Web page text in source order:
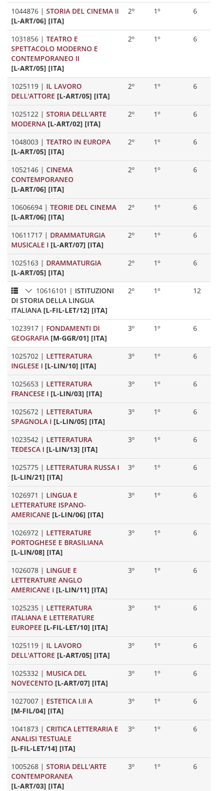
1044876 | STORIA DEL CINEMA II
[L-ART/06] [ITA]
2º 1º 6
1031856 | TEATRO E
SPETTACOLO MODERNO E
CONTEMPORANEO II
[L-ART/05] [ITA]
2º 1º 6
1025119 | IL LAVORO
DELL'ATTORE [L-ART/05] [ITA]
2º 1º 6
1025122 | STORIA DELL'ARTE
MODERNA [L-ART/02] [ITA]
2º 1º 6
1048003 | TEATRO IN EUROPA
[L-ART/05] [ITA]
2º 1º 6
1052146 | CINEMA
CONTEMPORANEO
[L-ART/06] [ITA]
2º 1º 6
10606694 | TEORIE DEL CINEMA
[L-ART/06] [ITA]
2º 1º 6
10611717 | DRAMMATURGIA
MUSICALE I [L-ART/07] [ITA]
2º 1º 6
1025163 | DRAMMATURGIA
[L-ART/05] [ITA]
2º 1º 6
10616101 | ISTITUZIONI
DI STORIA DELLA LINGUA
ITALIANA [L-FIL-LET/12] [ITA]
2º 1º 12
1023917 | FONDAMENTI DI
GEOGRAFIA [M-GGR/01] [ITA]
3º 1º 6
1025702 | LETTERATURA
INGLESE I [L-LIN/10] [ITA]
3º 1º 6
1025653 | LETTERATURA
FRANCESE I [L-LIN/03] [ITA]
3º 1º 6
1025672 | LETTERATURA
SPAGNOLA I [L-LIN/05] [ITA]
3º 1º 6
1023542 | LETTERATURA
TEDESCA I [L-LIN/13] [ITA]
3º 1º 6
1025775 | LETTERATURA RUSSA I
[L-LIN/21] [ITA]
3º 1º 6
1026971 | LINGUA E
LETTERATURE ISPANO-
AMERICANE [L-LIN/06] [ITA]
3º 1º 6
1026972 | LETTERATURE
PORTOGHESE E BRASILIANA
[L-LIN/08] [ITA]
3º 1º 6
1026078 | LINGUE E
LETTERATURE ANGLO
AMERICANE I [L-LIN/11] [ITA]
3º 1º 6
1025235 | LETTERATURA
ITALIANA E LETTERATURE
EUROPEE [L-FIL-LET/10] [ITA]
3º 1º 6
1025119 | IL LAVORO
DELL'ATTORE [L-ART/05] [ITA]
3º 1º 6
1025332 | MUSICA DEL
NOVECENTO [L-ART/07] [ITA]
3º 1º 6
1027007 | ESTETICA I.II A
[M-FIL/04] [ITA]
3º 1º 6
1041873 | CRITICA LETTERARIA E
ANALISI TESTUALE
[L-FIL-LET/14] [ITA]
3º 1º 6
1005268 | STORIA DELL'ARTE
CONTEMPORANEA
[L-ART/03] [ITA]
3º 1º 6